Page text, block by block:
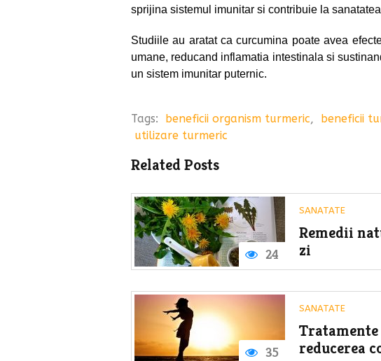
sprijina sistemul imunitar si contribuie la
Studiile au aratat ca curcumina poate avea
umane, reducand inflamatia intestinala si
un sistem imunitar puternic.
Tags: beneficii organism turmeric, beneficii
utilizare turmeric
Related Posts
24
SANATATE
Remedii
zi
35
SANATATE
reducerea